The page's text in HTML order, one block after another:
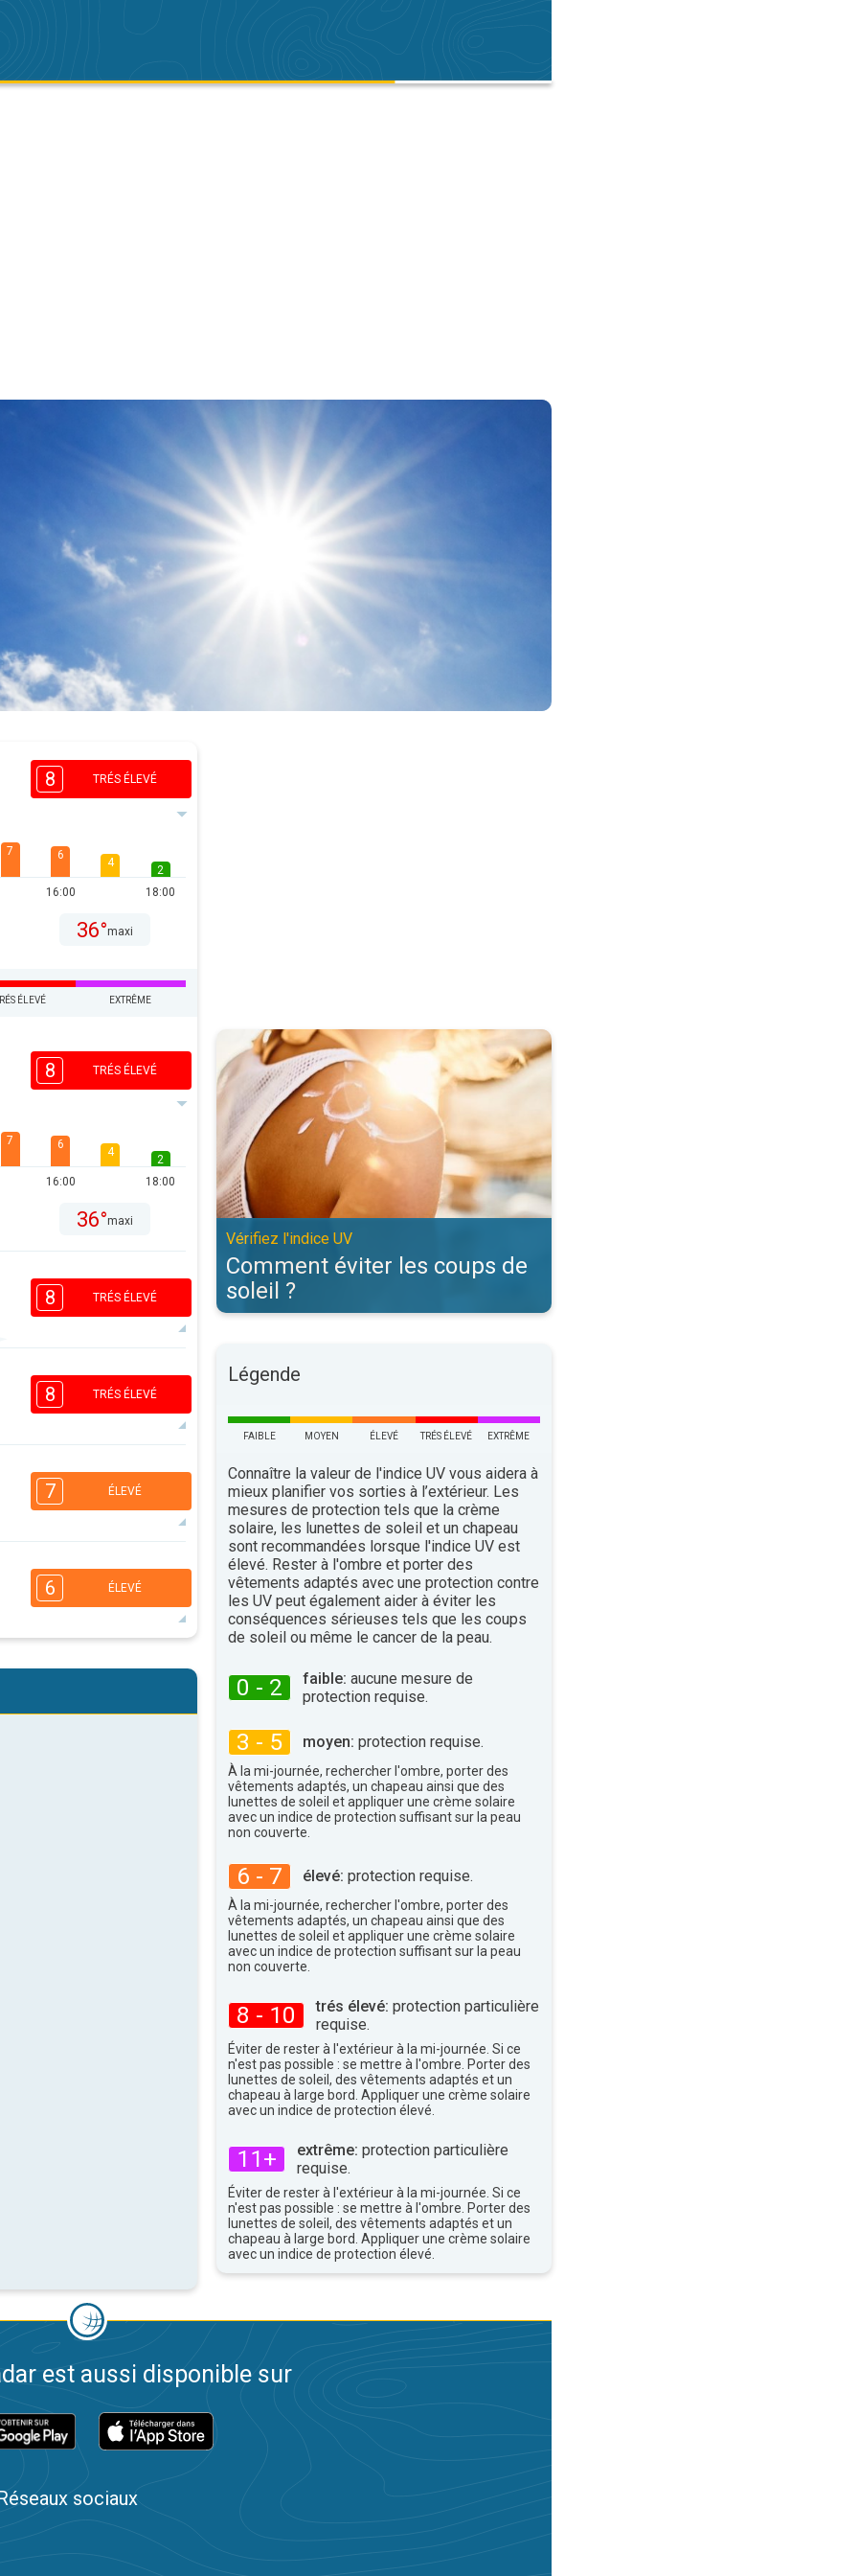
8 TRÉS ÉLEVÉ
7 6
16:00
4
2
18:00
36°maxi
ÉLEVÉ EXTRÊME
8 TRÉS ÉLEVÉ
7 6
16:00
4
2
18:00
36°maxi
8 TRÉS ÉLEVÉ
5
16:00
38°maxi
8 TRÉS ÉLEVÉ
5
16:00
34°maxi
7 ÉLEVÉ
16:00
3
37°maxi
6 ÉLEVÉ
3
2
Comment éviter les coups de soleil ?. Vérifiez l'indice UV. . .
Vérifiez l'indice UV
Comment éviter les coups de
soleil ?
Légende
FAIBLE MOYEN ÉLEVÉ TRÉS ÉLEVÉ EXTRÊME
Connaître la valeur de l'indice UV vous aidera à
mieux planifier vos sorties à l’extérieur. Les
mesures de protection tels que la crème
solaire, les lunettes de soleil et un chapeau
sont recommandées lorsque l'indice UV est
élevé. Rester à l'ombre et porter des
vêtements adaptés avec une protection contre
les UV peut également aider à éviter les
conséquences sérieuses tels que les coups
de soleil ou même le cancer de la peau.
0 - 2 faible: aucune mesure de
protection requise.
3 - 5 moyen: protection requise.
À la mi-journée, rechercher l'ombre, porter des
vêtements adaptés, un chapeau ainsi que des
lunettes de soleil et appliquer une crème solaire
avec un indice de protection suffisant sur la peau
non couverte.
6 - 7 élevé: protection requise.
À la mi-journée, rechercher l'ombre, porter des
vêtements adaptés, un chapeau ainsi que des
lunettes de soleil et appliquer une crème solaire
avec un indice de protection suffisant sur la peau
non couverte.
8 - 10 trés élevé: protection particulière
requise.
Éviter de rester à l'extérieur à la mi-journée. Si ce
n'est pas possible : se mettre à l'ombre. Porter des
lunettes de soleil, des vêtements adaptés et un
chapeau à large bord. Appliquer une crème solaire
avec un indice de protection élevé.
11+ extrême: protection particulière
requise.
Éviter de rester à l'extérieur à la mi-journée. Si ce
n'est pas possible : se mettre à l'ombre. Porter des
lunettes de soleil, des vêtements adaptés et un
chapeau à large bord. Appliquer une crème solaire
avec un indice de protection élevé.
est aussi disponible sur
sociaux